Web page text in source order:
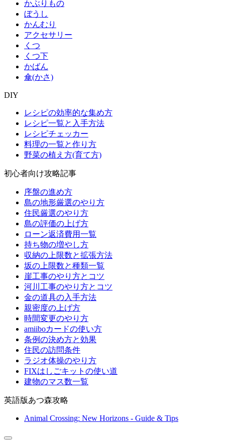
かぶりもの
ぼうし
かんむり
アクセサリー
くつ
くつ下
かばん
傘(かさ)
DIY
レシピの効率的な集め方
レシピ一覧と入手方法
レシピチェッカー
料理の一覧と作り方
野菜の植え方(育て方)
初心者向け攻略記事
序盤の進め方
島の地形厳選のやり方
住民厳選のやり方
島の評価の上げ方
ローン返済費用一覧
持ち物の増やし方
収納の上限数と拡張方法
坂の上限数と種類一覧
崖工事のやり方とコツ
河川工事のやり方とコツ
金の道具の入手方法
親密度の上げ方
時間変更のやり方
amiiboカードの使い方
条例の決め方と効果
住民の訪問条件
ラジオ体操のやり方
FIXはしごキットの使い道
建物のマス数一覧
英語版あつ森攻略
Animal Crossing: New Horizons - Guide & Tips